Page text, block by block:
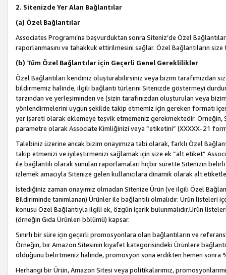
2. Sitenizde Yer Alan Bağlantılar
(a) Özel Bağlantılar
Associates Programı’na başvurduktan sonra Siteniz’de Özel
raporlanmasını ve tahakkuk ettirilmesini sağlar. Özel Bağlantıların
(b) Tüm Özel Bağlantılar için Geçerli Genel Gereklilikler
Özel Bağlantıları kendiniz oluşturabilirsiniz veya bizim tarafımızdan
bildirmemiz halinde, ilgili bağlantı türlerini Sitenizde göstermeyi
tarzından ve yerleşiminden ve (sizin tarafınızdan oluşturulan veya
yönlendirmelerini uygun şekilde takip etmemiz için gereken formatı
yer işareti olarak eklemeye teşvik etmemeniz gerekmektedir. Örneğin,
parametre olarak Associate Kimliğinizi veya “etiketini” (XXXXX-21
Talebiniz üzerine ancak bizim onayımıza tabi olarak, farklı Özel
takip etmenizi ve iyileştirmenizi sağlamak için size ek “alt etiket”
ile bağlantılı olarak sunulan raporlamaları hiçbir surette Sitenizin belirli
izlemek amacıyla Sitenize gelen kullanıcılara dinamik olarak alt
İstediğiniz zaman onayımız olmadan Sitenize Ürün (ve ilgili Özel
Bildiriminde tanımlanan) Ürünler ile bağlantılı olmalıdır. Ürün listeleri
konusu Özel Bağlantıyla ilgili ek, özgün içerik bulunmalıdır.Ürün
(örneğin Gıda Ürünleri bölümü) kapsar.
Sınırlı bir süre için geçerli promosyonlara olan bağlantıların ve
Örneğin, bir Amazon Sitesinin kıyafet kategorisindeki Ürünlere
olduğunu belirtmeniz halinde, promosyon sona erdikten hemen sonra
Herhangi bir Ürün, Amazon Sitesi veya politikalarımız,